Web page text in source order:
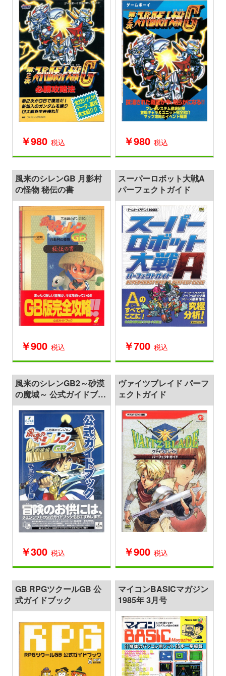
￥980 税込 ￥980 税込
風来のシレンGB 月影村
の怪物 秘伝の書
￥900 税込
スーパーロボット大戦A
パーフェクトガイド
￥700 税込
風来のシレンGB2～砂漠
の魔城～ 公式ガイドブッ
ク
￥300 税込
ヴァイツブレイド パーフ
ェクトガイド
￥900 税込
GB RPGツクールGB 公
式ガイドブック
マイコンBASICマガジン
1985年 3月号